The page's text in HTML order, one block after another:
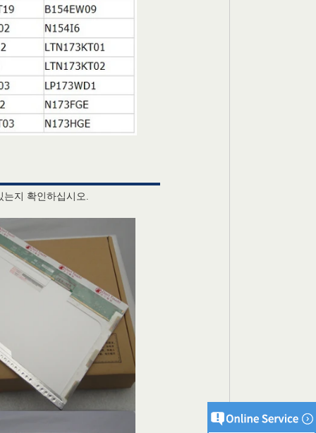
는지 확인하십시오.